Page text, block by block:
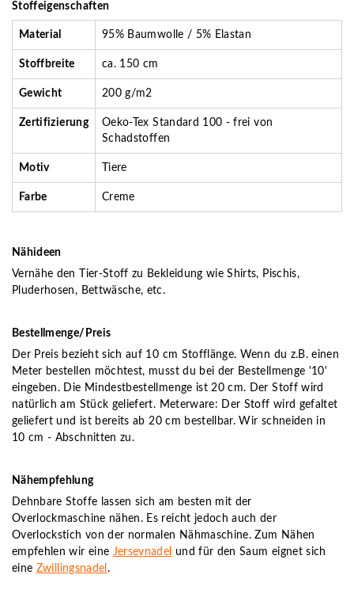
Stoffeigenschaften
Material 95% Baumwolle / 5% Elastan
Stoffbreite ca. 150 cm
Gewicht 200 g/m2
Zertifizierung
Oeko-Tex Standard 100 - frei von
Schadstoffen
Motiv Tiere
Farbe Creme
Nähideen
Vernähe den Tier-Stoff zu Bekleidung wie Shirts, Pischis,
Pluderhosen, Bettwäsche, etc.
Bestellmenge/Preis
Der Preis bezieht sich auf 10 cm Stofflänge. Wenn du z.B. einen
Meter bestellen möchtest, musst du bei der Bestellmenge '10'
eingeben. Die Mindestbestellmenge ist 20 cm. Der Stoff wird
natürlich am Stück geliefert. Meterware: Der Stoff wird gefaltet
geliefert und ist bereits ab 20 cm bestellbar. Wir schneiden in
10 cm - Abschnitten zu.
Nähempfehlung
Dehnbare Stoffe lassen sich am besten mit der
Overlockmaschine nähen. Es reicht jedoch auch der
Overlockstich von der normalen Nähmaschine. Zum Nähen
empfehlen wir eine Jerseynadel
und für den Saum eignet sich
eine Zwillingsnadel .